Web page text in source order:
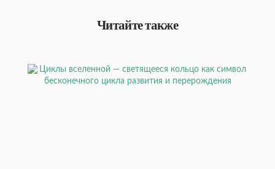
Читайте также